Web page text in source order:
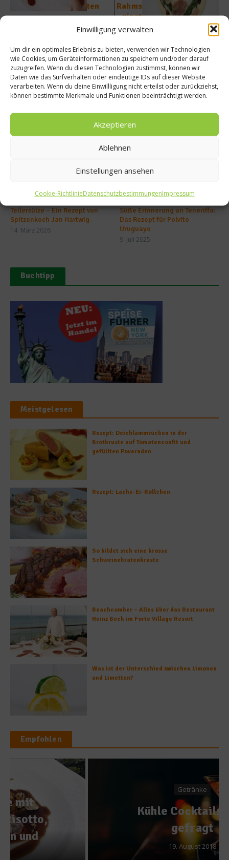
Einwilligung verwalten
Um dir ein optimales Erlebnis zu bieten, verwenden wir Technologien
wie Cookies, um Geräteinformationen zu speichern und/oder darauf
zuzugreifen. Wenn du diesen Technologien zustimmst, können wir
Daten wie das Surfverhalten oder eindeutige IDs auf dieser Website
verarbeiten. Wenn du deine Einwillligung nicht erteilst oder zurückziehst,
können bestimmte Merkmale und Funktionen beeinträchtigt werden.
Akzeptieren
Ablehnen
Einstellungen ansehen
Cookie-RichtlinieDatenschutzbestimmungenImpressum
ten
Rahms
pinat
mit
üffel
Tellersülze – Ein Rezept von
Spitzenkoch Jan Hartwig-
14. März 2026
Süße Erinnerung an Teneriffa:
Das Rezept für Polvito
Uruguayo
9. Juli 2025
Buchtipp
Meistgelesen
Rezept: Deichlammrücken in der
Brotkruste auf Tomatenconfit und
gefüllten Poveraden
Rezept: Lachs-Ei-Röllchen
So bildet sich eine krosse
Schweinebratenkruste
Beachcomber – Alles über das Restaurant
Heinz Beck im Forte Village Resort
Was ist der Unterschied zwischen Limonen
und Limetten?
Empfohlen
Kühle Cocktails sind